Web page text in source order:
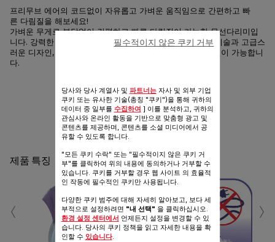
프리무브 에어의 코드없이 자유롭고 가벼운 움직임으로 간편하고 빠
른 다림질을 해보세요!
가벼운 무게로 부담없이 간편하고 빠른 다림질이 가능한 무선다리미입
니다. 강력한 스팀으로 완벽한 다림질은 물론 스마트 충전 기술과 고급스
러운 디자인, 인체공학적인 설계가 함께 되어 편리한 다림질이 가능합니
다.
공유 보내기
제품 특징
‹ ›
당사와 당사 계열사 및 파트너는자사 및 외부 기업
쿠키 또는 유사한 기술(총칭 "쿠키")을 통해 귀하의
데이터 중 일부를 수집하여 ] 이를 분석하고, 귀하의
관심사와 온라인 활동을 기반으로 맞춤형 광고 및
콘텐츠를 제공하며, 콘텐츠를 소셜 미디어에서 공
유할 수 있도록 합니다.
"모든 쿠키 수락" 또는 "필수적이지 않은 쿠키 거
부"를 클릭하여 위의 내용에 동의하거나 거부할 수
있습니다. 쿠키를 거부할 경우 웹 사이트 의 효율적
인 작동에 필수적인 쿠키만 사용됩니다.
다양한 쿠키 범주에 대해 자세히 알아보고, 보다 세
부적으로 설정하려면 "내 선택" 을 클릭하십시오.
환경 설정 센터에서 언제든지 설정을 변경할 수 있
습니다. 당사의 쿠키 정책을 읽고 자세한 내용을 확
인할 수 있습니다.
필수적이지 않은 쿠키 거부